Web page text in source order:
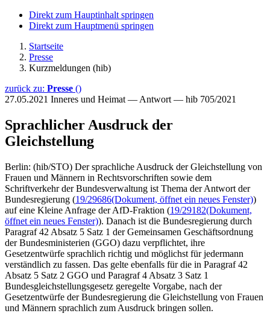
Direkt zum Hauptinhalt springen
Direkt zum Hauptmenü springen
Startseite
Presse
Kurzmeldungen (hib)
zurück zu: Presse ()
27.05.2021 Inneres und Heimat — Antwort — hib 705/2021
Sprachlicher Ausdruck der
Gleichstellung
Berlin: (hib/STO) Der sprachliche Ausdruck der Gleichstellung von
Frauen und Männern in Rechtsvorschriften sowie dem
Schriftverkehr der Bundesverwaltung ist Thema der Antwort der
Bundesregierung (19/29686(Dokument, öffnet ein neues Fenster))
auf eine Kleine Anfrage der AfD-Fraktion (19/29182(Dokument,
öffnet ein neues Fenster)). Danach ist die Bundesregierung durch
Paragraf 42 Absatz 5 Satz 1 der Gemeinsamen Geschäftsordnung
der Bundesministerien (GGO) dazu verpflichtet, ihre
Gesetzentwürfe sprachlich richtig und möglichst für jedermann
verständlich zu fassen. Das gelte ebenfalls für die in Paragraf 42
Absatz 5 Satz 2 GGO und Paragraf 4 Absatz 3 Satz 1
Bundesgleichstellungsgesetz geregelte Vorgabe, nach der
Gesetzentwürfe der Bundesregierung die Gleichstellung von Frauen
und Männern sprachlich zum Ausdruck bringen sollen.